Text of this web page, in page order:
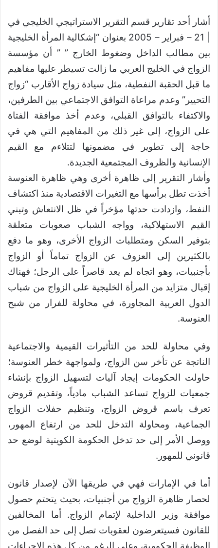
أشار أحد تقارير قسم التقرير الاستراتيجي الخليجي في
| 21 – فبراير – 2005 بعنوان “إشكالية المرأة الخليجية
بين مطالب الداخل وضغوط الخارج ” ” أن مؤسسة
الزواج في الخليج العربي ما زالت تسيطر عليها مفاهيم
ما قبل الحقبة النفطية، مثل سيادة زواج الأقارب “زواج
التحيير” وعدم مراعاة التوافق الاجتماعي بين الطرفين،
والاكتفاء بالتوافق القبلي، وعدم أخذ موافقة الفتاة
على الزواج، إلى غير ذلك من المفاهيم التي هي في
حاجة إلى تطوير في مضمونها لتتلاءم مع القيم
الإنسانية والظروف المجتمعية الجديدة.
وأشار التقرير إلى ظاهرة أخرى وهي ظاهرة العنوسة
أخذت تطل برأسها مع التغيرات الاقتصادية منذ اكتشاف
النفط، وازدادت حدتها مؤخراً في ظل الانتعاش وتبني
القيم الاستهلاكية، وواجه الشباب صعوبات متعلقة
بتوفير السكن ومتطلبات الزواج الأخرى، وهو ما دفع
بالكثيرين إلى العزوف عن الزواج تماماً أو الزواج
بأجنبيات، وهو اتجاه لم يعد قاصراً على الرجل؛ فهناك
إقبال متزايد من المرأة الخليجية على الزواج من شباب
الدول العربية المجاورة، في محاولة للفرار من شبح
العنوسة.
وفي محاولة للحد من التأثيرات القيمية والاجتماعية
الناتجة عن تأخر سن الزواج، ولمواجهة خطر العنوسة؛
حاولت الحكومات إيجاد آليات لتسهيل الزواج بإنشاء
جمعيات للزواج تساعد الشباب مادياً، وتقديم قروض
تعرف باسم قروض الزواج، وتنظيم حفلات الزواج
الجماعية، ومحاولة التدخل للحد من ارتفاع المهور،
ووصل الأمر إلى حد تدخل الحكومة الكويتية لوضع حد
قانوني للمهور.
أما في الإمارات فهي في طريقها الآن لإصدار قانون
لحصار ظاهرة الزواج من أجنبيات، بحيث يتحتم حصول
موافقة وزير الداخلية لإتمام الزواج. أما المخالفين
للقانون فسيتعرضون لعقوبات تصل إلى حد الفصل من
الوظيفة الحكومية، وعلى الرغم من كل هذه الإجراءات